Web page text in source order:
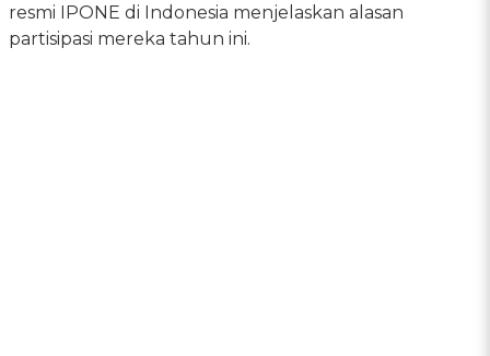
resmi IPONE di Indonesia menjelaskan alasan
partisipasi mereka tahun ini.